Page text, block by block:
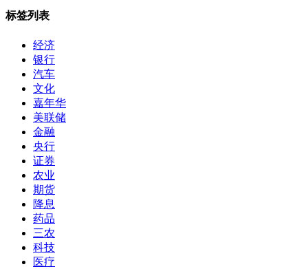
标签列表
经济
银行
汽车
文化
嘉年华
美联储
金融
央行
证券
农业
期货
降息
药品
三农
科技
医疗